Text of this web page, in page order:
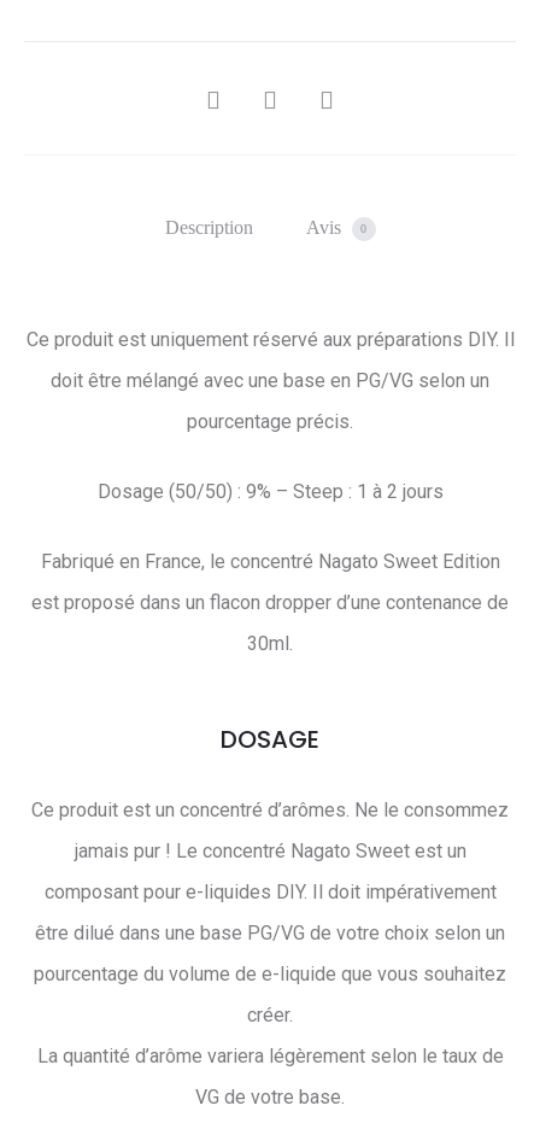
SHARE
Description Avis 0
Ce produit est uniquement réservé aux préparations DIY. Il
doit être mélangé avec une base en PG/VG selon un
pourcentage précis.
Dosage (50/50) : 9% – Steep : 1 à 2 jours
Fabriqué en France, le concentré Nagato Sweet Edition
est proposé dans un flacon dropper d’une contenance de
30ml.
DOSAGE
Ce produit est un concentré d’arômes. Ne le consommez
jamais pur ! Le concentré Nagato Sweet est un
composant pour e-liquides DIY. Il doit impérativement
être dilué dans une base PG/VG de votre choix selon un
pourcentage du volume de e-liquide que vous souhaitez
créer.
La quantité d’arôme variera légèrement selon le taux de
VG de votre base.